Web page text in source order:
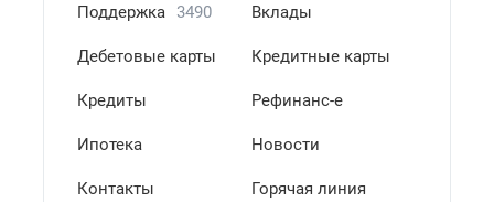
Поддержка 3490 Вклады
Дебетовые карты Кредитные карты
Кредиты Рефинанс-е
Ипотека Новости
Контакты Горячая линия